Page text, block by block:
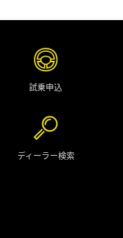
試乗申込
ディーラー検索